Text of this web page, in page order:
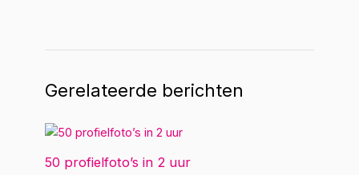
Gerelateerde berichten
50 profielfoto’s in 2 uur